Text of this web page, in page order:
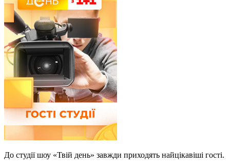
До студії шоу «Твій день» завжди приходять найцікавіші гості.